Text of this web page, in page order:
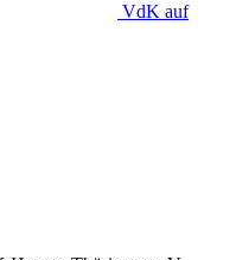
VdK auf